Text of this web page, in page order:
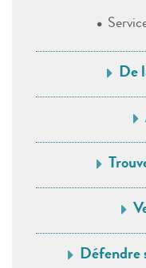
De
Défendre